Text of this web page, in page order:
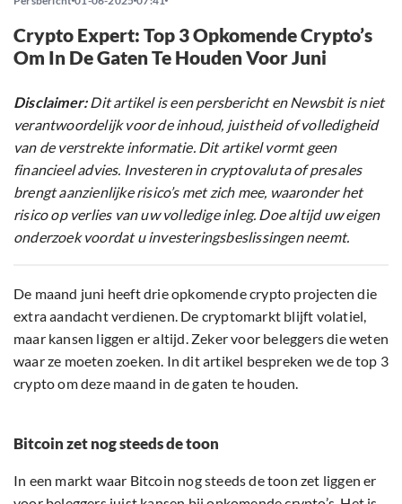
Crypto Expert: Top 3 Opkomende Crypto’s
Om In De Gaten Te Houden Voor Juni
Disclaimer:Dit artikel is een persbericht en Newsbit is niet
verantwoordelijk voor de inhoud, juistheid of volledigheid
van de verstrekte informatie. Dit artikel vormt geen
financieel advies. Investeren in cryptovaluta of presales
brengt aanzienlijke risico’s met zich mee, waaronder het
risico op verlies van uw volledige inleg. Doe altijd uw eigen
onderzoek voordat u investeringsbeslissingen neemt.
De maand juni heeft drie opkomende crypto projecten die
extra aandacht verdienen. De cryptomarkt blijft volatiel,
maar kansen liggen er altijd. Zeker voor beleggers die weten
waar ze moeten zoeken. In dit artikel bespreken we de top 3
crypto om deze maand in de gaten te houden.
Bitcoin zet nog steeds de toon
In een markt waar Bitcoin nog steeds de toon zet liggen er